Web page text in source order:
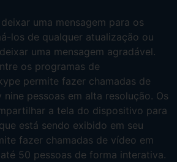
uma mensagem para os
los de qualquer atualização ou
uma mensagem agradável.
os programas de
permite fazer chamadas de
pessoas em alta resolução. Os
a tela do dispositivo para
está sendo exibido em seu
fazer chamadas de vídeo em
50 pessoas de forma interativa.